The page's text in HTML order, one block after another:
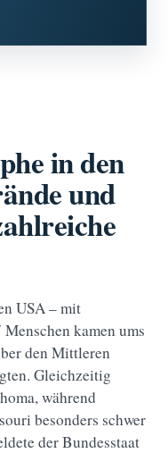
in den
und
USA – mit
kamen ums
den Mittleren
Gleichzeitig
während
besonders schwer
der Bundesstaat